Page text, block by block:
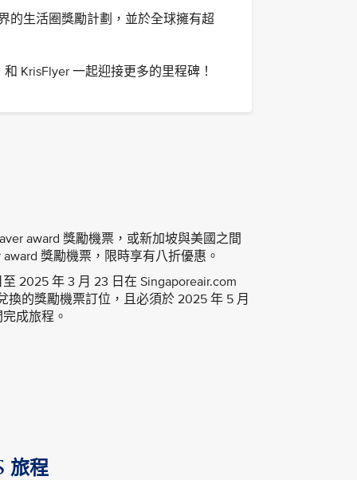
的生活圈獎勵計劃，並於全球擁有超
KrisFlyer 一起迎接更多的里程碑！
award 獎勵機票，或新加坡與美國之間
獎勵機票，限時享有八折優惠。
2025 年 3 月 23 日在 Singaporeair.com
換的獎勵機票訂位，且必須於 2025 年 5 月
成旅程。
旅程